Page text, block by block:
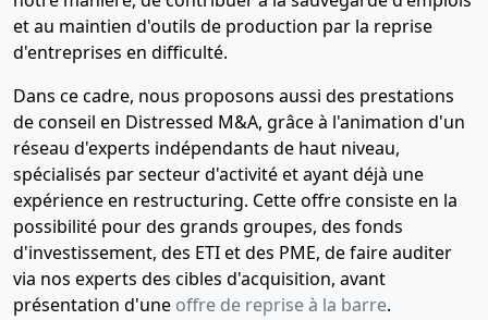
et au maintien d'outils de production par la reprise
d'entreprises en difficulté.
Dans ce cadre, nous proposons aussi des prestations
de conseil en Distressed M&A, grâce à l'animation d'un
réseau d'experts indépendants de haut niveau,
spécialisés par secteur d'activité et ayant déjà une
expérience en restructuring. Cette offre consiste en la
possibilité pour des grands groupes, des fonds
d'investissement, des ETI et des PME, de faire auditer
via nos experts des cibles d'acquisition, avant
présentation d'une offre de reprise à la barre.